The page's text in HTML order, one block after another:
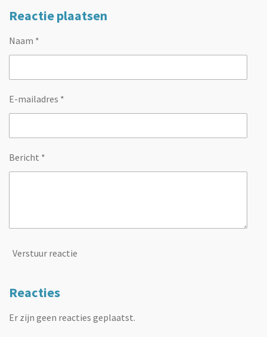
Reactie plaatsen
Naam *
E-mailadres *
Bericht *
Verstuur reactie
Reacties
Er zijn geen reacties geplaatst.